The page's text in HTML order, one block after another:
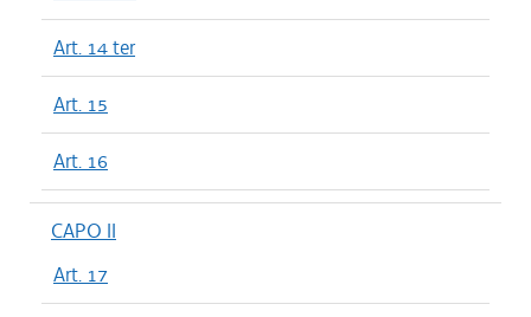
Art. 14 ter
Art. 15
Art. 16
CAPO II
Art. 17